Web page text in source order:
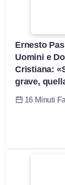
Ernesto
Uomini e
Cristiana:
grave,
16 Minuti Fa